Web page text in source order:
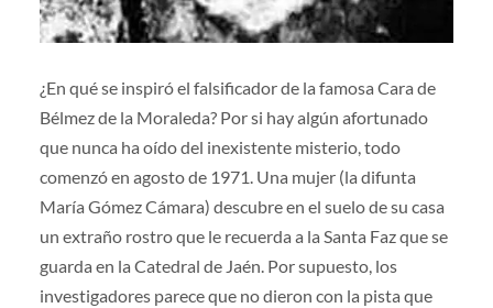
¿En qué se inspiró el falsificador de la famosa Cara de
Bélmez de la Moraleda? Por si hay algún afortunado
que nunca ha oído del inexistente misterio, todo
comenzó en agosto de 1971. Una mujer (la difunta
María Gómez Cámara) descubre en el suelo de su casa
un extraño rostro que le recuerda a la Santa Faz que se
guarda en la Catedral de Jaén. Por supuesto, los
investigadores parece que no dieron con la pista que